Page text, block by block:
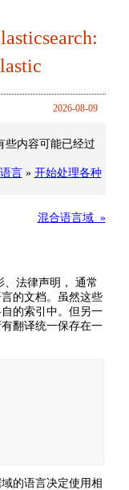
2026-08-09
些内容可能已经过
言» 开始处理各种
混合语言域 »
法律声明，
通常
的文档。虽然这些
的索引中。但另一
翻译统一保存在一
的语言决定使用相